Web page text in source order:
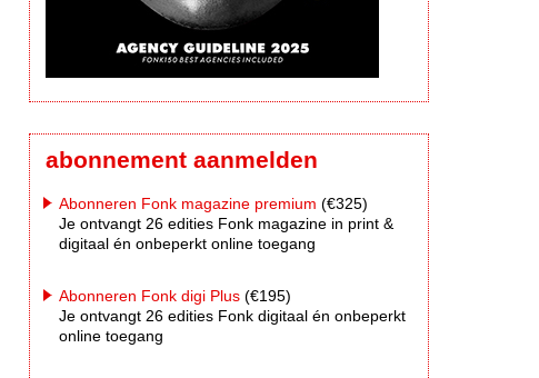
abonnement aanmelden
Abonneren Fonk magazine premium (€325)
Je ontvangt 26 edities Fonk magazine in print &
digitaal én onbeperkt online toegang
Abonneren Fonk digi Plus (€195)
Je ontvangt 26 edities Fonk digitaal én onbeperkt
online toegang